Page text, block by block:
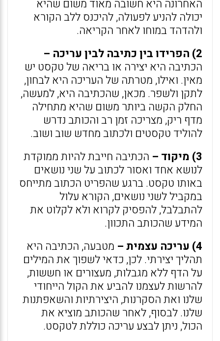
האחרונה היא חשובה מאוד משום שהיא
יכולה להניע לפעולה, להיכנס ללב הקורא
ולהדהד במוחו לאחר הקריאה.
2) הפרידו בין כתיבה לבין עריכה –
הכתיבה היא יצירה או בריאה של טקסט יש
מאין. ואילו, מטרתה של העריכה היא לבחון,
לתקן ולשפר. מכאן, שהכתיבה היא, למעשה,
החלק הקשה ביותר משום שהיא מתחילה
מדף ריק, מצריכה זמן רב והכותב נדרש
להוליד טקסטים ולכתוב מחדש שוב ושוב.
3) מיקוד –
הכתיבה חייבת להיות ממוקדת
לנושא אחד ואסור לכתוב על שני נושאים
באותו טקסט. ברגע שהפריט הכתוב מתייחס
במקביל לשני נושאים, הקורא עלול
להתבלבל, להפסיק לקרוא ולא לקלוט את
המידע שהכותב התכוון.
4) עריכה עצמית –
מטבעה, הכתיבה היא
תהליך יצירתי. לכן, כדאי לשפוך את המילים
על הדף ללא מגבלות, מעצורים או חששות,
להרשות לעצמנו להביע את הקול הייחודי
שלנו ואת הסקרנות, היצירתיות והשאפתנות
שלנו. לבסוף, לאחר שהכותב מוציא את
הכול, ניתן לבצע עריכה כוללת לטקסט.